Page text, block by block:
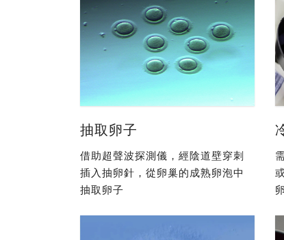
抽取卵子
借助超聲波探測儀，經陰道壁穿刺
插入抽卵針，從卵巢的成熟卵泡中
抽取卵子